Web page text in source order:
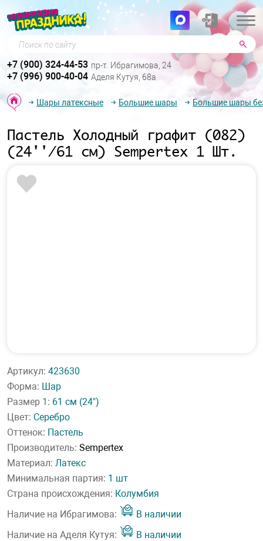
Поиск по сайту
+7 (900) 324-44-53 пр-т. Ибрагимова, 24
+7 (996) 900-40-04 Аделя Кутуя, 68а
Шары латексные Большие шары Большие шары
Пастель Холодный графит (082)
(24''/61 см) Sempertex 1 Шт.
Артикул: 423630
Форма: Шар
Размер 1: 61 см (24")
Цвет: Серебро
Оттенок: Пастель
Производитель: Sempertex
Материал: Латекс
Минимальная партия: 1 шт
Страна происхождения: Колумбия
Наличие на Ибрагимова:
В наличии
Наличие на Аделя Кутуя:
В наличии